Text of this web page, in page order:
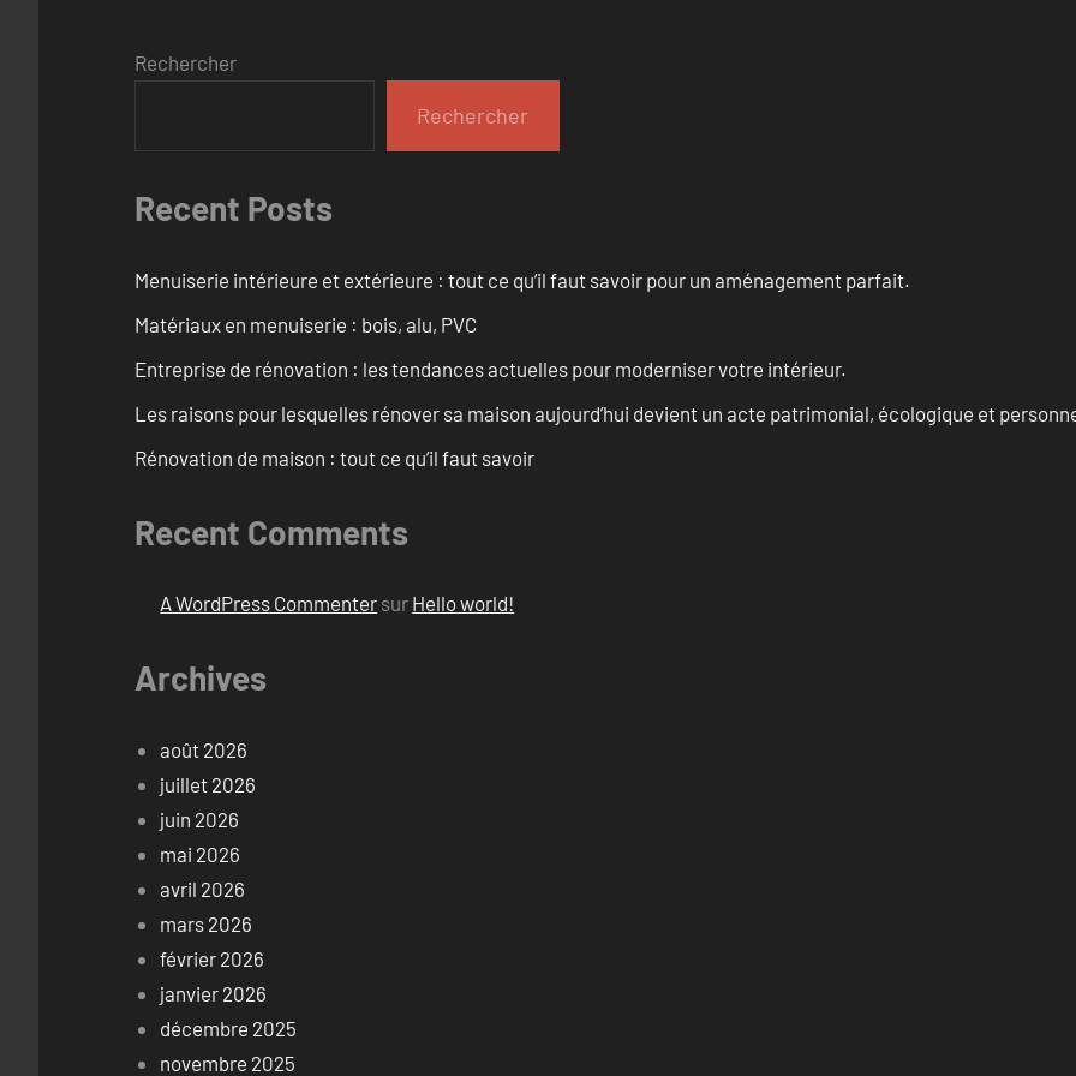
Rechercher
Rechercher
Recent Posts
Menuiserie intérieure et extérieure : tout ce qu’il faut savoir pour un aménagement parfait.
Matériaux en menuiserie : bois, alu, PVC
Entreprise de rénovation : les tendances actuelles pour moderniser votre intérieur.
Les raisons pour lesquelles rénover sa maison aujourd’hui devient un acte patrimonial, écologique et
Rénovation de maison : tout ce qu’il faut savoir
Recent Comments
A WordPress Commenter sur Hello world!
Archives
août 2026
juillet 2026
juin 2026
mai 2026
avril 2026
mars 2026
février 2026
janvier 2026
décembre 2025
novembre 2025